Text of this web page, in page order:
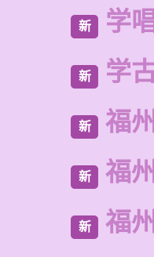
新 学
新 学
新 福
新 福
新 福